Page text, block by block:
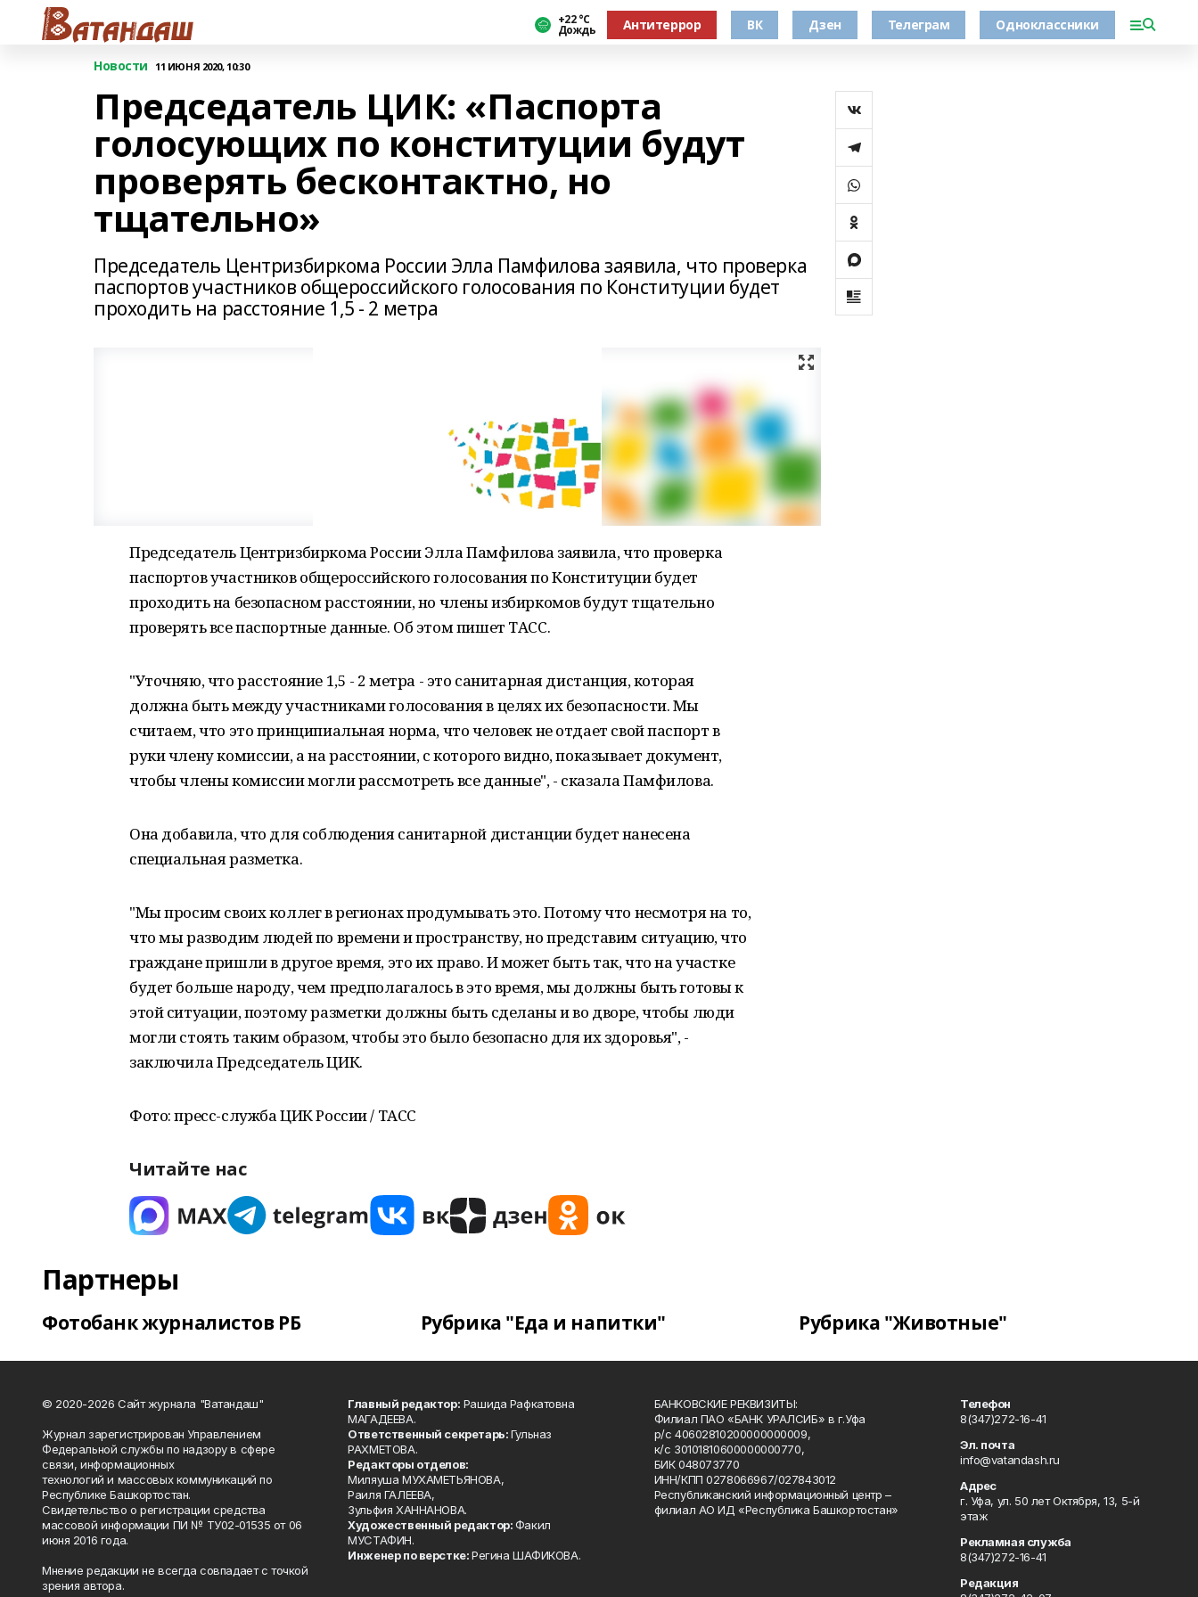
+22 °С
Дождь Антитеррор ВК Дзен Телеграм Одноклассники
Новости 11 ИЮНЯ 2020, 10:30
Председатель ЦИК: «Паспорта
голосующих по конституции будут
проверять бесконтактно, но
тщательно»
Председатель Центризбиркома России Элла Памфилова заявила, что проверка
паспортов участников общероссийского голосования по Конституции будет
проходить на расстояние 1,5 - 2 метра
Председатель Центризбиркома России Элла Памфилова заявила, что проверка
паспортов участников общероссийского голосования по Конституции будет
проходить на безопасном расстоянии, но члены избиркомов будут тщательно
проверять все паспортные данные. Об этом пишет ТАСС.
"Уточняю, что расстояние 1,5 - 2 метра - это санитарная дистанция, которая
должна быть между участниками голосования в целях их безопасности. Мы
считаем, что это принципиальная норма, что человек не отдает свой паспорт в
руки члену комиссии, а на расстоянии, с которого видно, показывает документ,
чтобы члены комиссии могли рассмотреть все данные", - сказала Памфилова.
Она добавила, что для соблюдения санитарной дистанции будет нанесена
специальная разметка.
"Мы просим своих коллег в регионах продумывать это. Потому что несмотря на то,
что мы разводим людей по времени и пространству, но представим ситуацию, что
граждане пришли в другое время, это их право. И может быть так, что на участке
будет больше народу, чем предполагалось в это время, мы должны быть готовы к
этой ситуации, поэтому разметки должны быть сделаны и во дворе, чтобы люди
могли стоять таким образом, чтобы это было безопасно для их здоровья", -
заключила Председатель ЦИК.
Фото: пресс-служба ЦИК России / ТАСС
Читайте нас
Партнеры
Фотобанк журналистов РБ Рубрика "Еда и напитки" Рубрика "Животные"
© 2020-2026 Сайт журнала "Ватандаш"
Журнал зарегистрирован Управлением
Федеральной службы по надзору в сфере
связи, информационных
технологий и массовых коммуникаций по
Республике Башкортостан.
Свидетельство о регистрации средства
массовой информации ПИ № ТУ02-01535 от 06
июня 2016 года.
Мнение редакции не всегда совпадает с точкой
зрения автора.
Главный редактор: Рашида Рафкатовна
МАГАДЕЕВА.
Ответственный секретарь:Гульназ
РАХМЕТОВА.
Редакторы отделов:
Миляуша МУХАМЕТЬЯНОВА,
Раиля ГАЛЕЕВА,
Зульфия ХАННАНОВА.
Художественный редактор:Факил
МУСТАФИН.
Инженер по верстке:Регина ШАФИКОВА.
БАНКОВСКИЕ РЕКВИЗИТЫ:
Филиал ПАО «БАНК УРАЛСИБ» в г.Уфа
р/с 40602810200000000009,
к/с 30101810600000000770,
БИК 048073770
ИНН/КПП 0278066967/027843012
Республиканский информационный центр –
филиал АО ИД «Республика Башкортостан»
Телефон
8(347)272-16-41
Эл. почта
info@vatandash.ru
Адрес
г. Уфа, ул. 50 лет Октября, 13, 5-й
этаж
Рекламная служба
8(347)272-16-41
Редакция